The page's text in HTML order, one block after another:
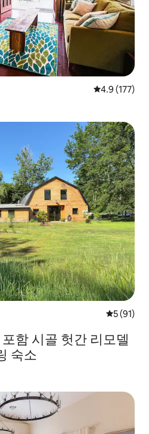
평점 4.9점(5
4.9 (177)
평점 5점
5 (91)
함 시골 헛간 리모델
숙소